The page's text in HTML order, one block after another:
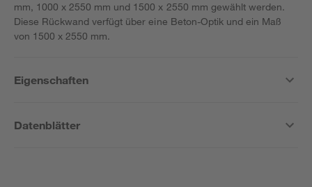
mm, 1000 x 2550 mm und 1500 x 2550 mm gewählt werden.
Diese Rückwand verfügt über eine Beton-Optik und ein Maß
von 1500 x 2550 mm.
Eigenschaften
Datenblätter